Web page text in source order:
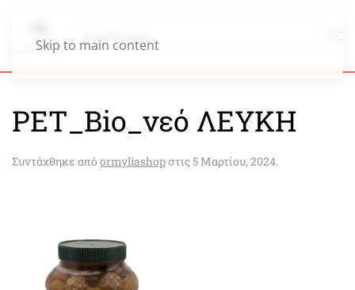
Skip to main content
PET_Bio_νεό ΛΕΥΚΗ
Συντάχθηκε από ormyliashopστις 5 Μαρτίου, 2024.